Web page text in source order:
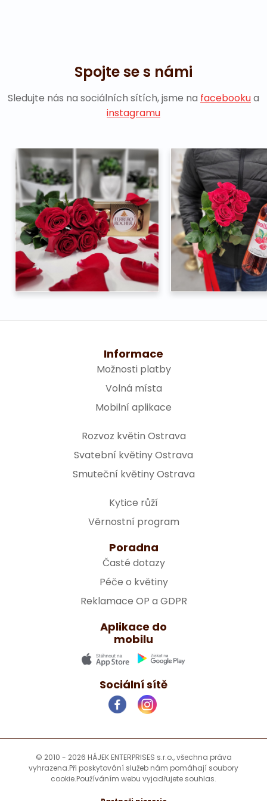
Spojte se s námi
Sledujte nás na sociálních sítích, jsme na facebookua
instagramu
Informace
Možnosti platby
Volná místa
Mobilní aplikace
Rozvoz květin Ostrava
Svatební květiny Ostrava
Smuteční květiny Ostrava
Kytice růží
Věrnostní program
Poradna
Časté dotazy
Péče o květiny
Reklamace OP a GDPR
Aplikace do
mobilu
Sociální sítě
© 2010 - 2026 HÁJEK ENTERPRISES s.r.o., všechna práva
vyhrazena.Při poskytování služeb nám pomáhají soubory
cookie.Používáním webu vyjadřujete souhlas.